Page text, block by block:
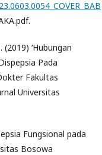
‘Hubungan
Pada
Fakultas
Universitas
Fungsional pada
Bosowa